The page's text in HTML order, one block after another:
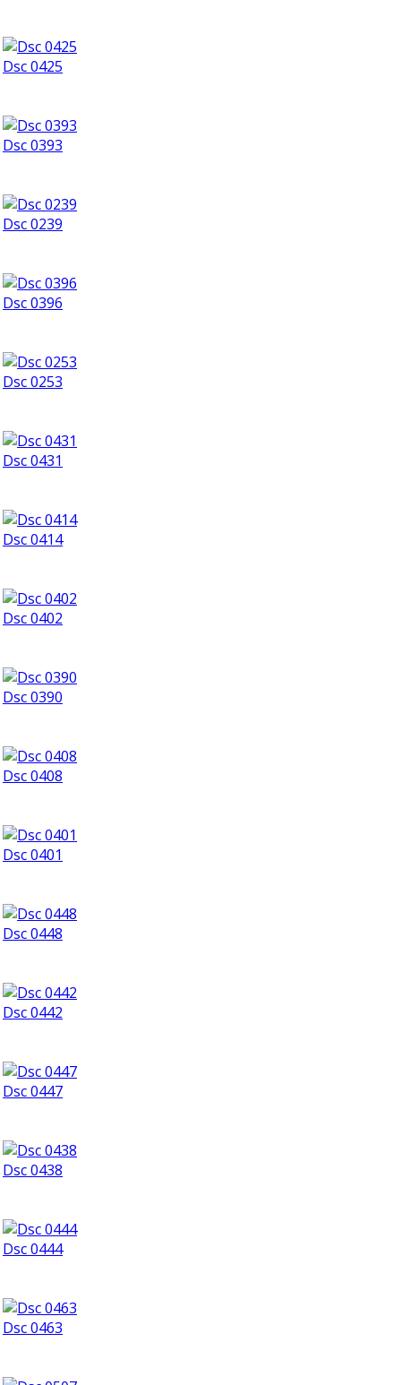
Dsc 0425
Dsc 0393
Dsc 0239
Dsc 0396
Dsc 0253
Dsc 0431
Dsc 0414
Dsc 0402
Dsc 0390
Dsc 0408
Dsc 0401
Dsc 0448
Dsc 0442
Dsc 0447
Dsc 0438
Dsc 0444
Dsc 0463